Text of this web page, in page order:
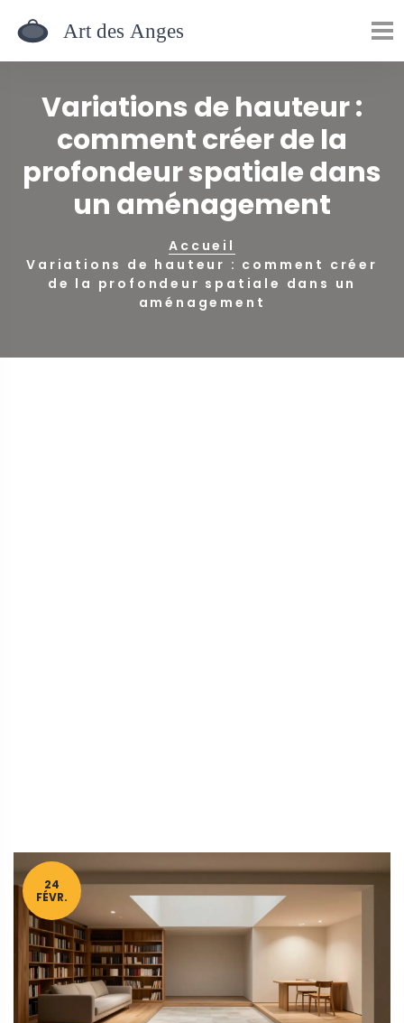
Variations de hauteur :
comment créer de la
profondeur spatiale dans
un aménagement
Accueil
Variations de hauteur : comment créer
de la profondeur spatiale dans un
aménagement
24
FÉVR.